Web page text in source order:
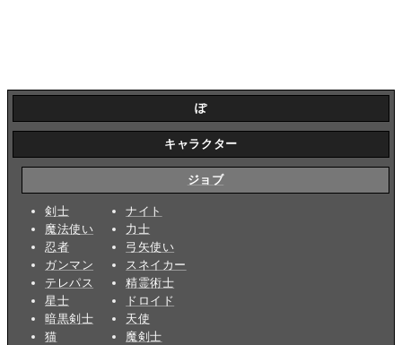
ぽ
キャラクター
ジョブ
剣士
魔法使い
忍者
ガンマン
テレパス
星士
暗黒剣士
猫
ナイト
力士
弓矢使い
スネイカー
精霊術士
ドロイド
天使
魔剣士